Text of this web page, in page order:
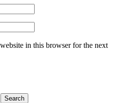
in this browser for the next
Search